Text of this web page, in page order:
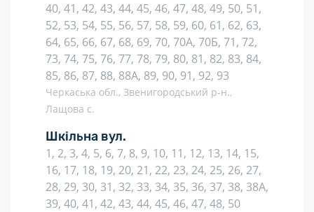
40, 41, 42, 43, 44, 45, 46, 47, 48, 49, 50, 51,
52, 53, 54, 55, 56, 57, 58, 59, 60, 61, 62, 63,
64, 65, 66, 67, 68, 69, 70, 70А, 70Б, 71, 72,
73, 74, 75, 76, 77, 78, 79, 80, 81, 82, 83, 84,
85, 86, 87, 88, 88А, 89, 90, 91, 92, 93
Черкаська обл., Звенигородський р-н.,
Лащова с.
Шкільна вул.
1, 2, 3, 4, 5, 6, 7, 8, 9, 10, 11, 12, 13, 14, 15,
16, 17, 18, 19, 20, 21, 22, 23, 24, 25, 26, 27,
28, 29, 30, 31, 32, 33, 34, 35, 36, 37, 38, 38А,
39, 40, 41, 42, 43, 44, 45, 46, 47, 48, 50